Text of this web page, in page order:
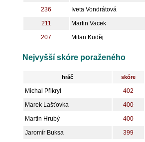
236
Iveta Vondrátová
211
Martin Vacek
207
Milan Kuděj
Nejvyšší skóre poraženého
hráč skóre
Michal Přikryl
402
Marek Lašťovka
400
Martin Hrubý
400
Jaromír Buksa
399